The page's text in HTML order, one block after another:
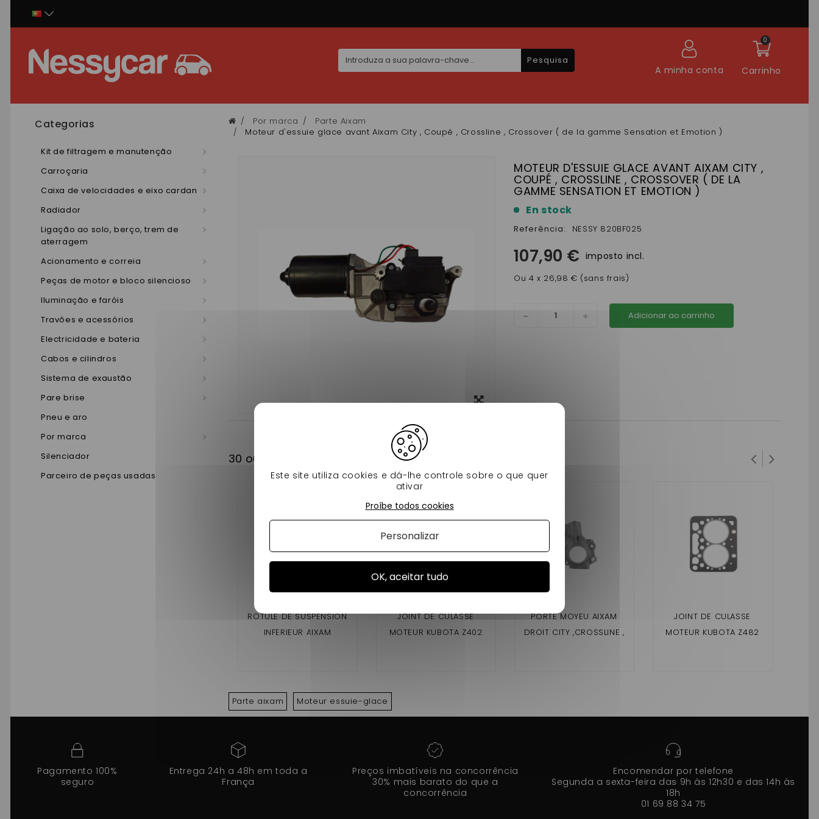
Carrinho
0
A minha conta
Pesquisa
Categorias
Kit de filtragem e manutenção
Carroçaria
Caixa de velocidades e eixo cardan
Radiador
Ligação ao solo, berço, trem de
aterragem
Acionamento e correia
Peças de motor e bloco silencioso
Iluminação e faróis
Travões e acessórios
Electricidade e bateria
Cabos e cilindros
Sistema de exaustão
Pare brise
Pneu e aro
Por marca
Silenciador
Parceiro de peças usadas
Por marca
Parte Aixam
Moteur d'essuie glace avant Aixam City , Coupé , Crossline , Crossover ( de la gamme Sensation et Emotion )
MOTEUR D'ESSUIE GLACE AVANT AIXAM CITY ,
COUPÉ , CROSSLINE , CROSSOVER ( DE LA
GAMME SENSATION ET EMOTION )
En stock
Referência: NESSY 820BF025
107,90 € imposto incl.
Ou 4 x 26,98 € (sans frais)
Adicionar ao carrinho
30 outros produtos na mesma categoria:
ROTULE DE SUSPENSION
INFERIEUR AIXAM
CROSSOVER,MEGA
JOINT DE CULASSE
MOTEUR KUBOTA Z402
PORTE MOYEU AIXAM
DROIT CITY ,CROSSLINE ,
JOINT DE CULASSE
MOTEUR KUBOTA Z482
Parte aixam Moteur essuie-glace
Pagamento 100%
seguro
Entrega 24h a 48h em toda a
França
Preços imbatíveis na concorrência
30% mais barato do que a
concorrência
Encomendar por telefone
Segunda a sexta-feira das 9h às 12h30 e das 14h às
18h
01 69 88 34 75
Este site utiliza cookies e dá-lhe controle sobre o que quer
ativar
OK, aceitar tudo
Proíbe todos cookies
Personalizar